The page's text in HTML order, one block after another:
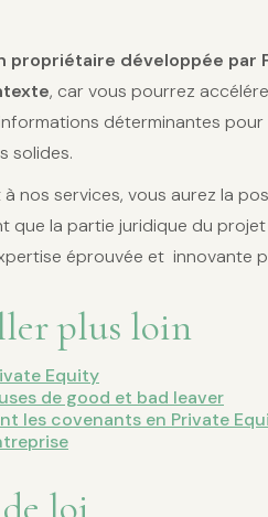
propriétaire développée
, car vous pourrez
déterminantes
solides.
nos services, vous aurez la
que la partie juridique du
éprouvée et innovante
plus loin
Equity
de good et bad leaver
les covenants en Private